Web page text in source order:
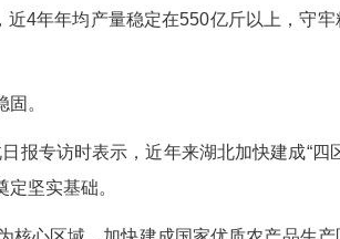
以鱼米之乡底色提升支点建设成
露，2024年全省农林牧渔业